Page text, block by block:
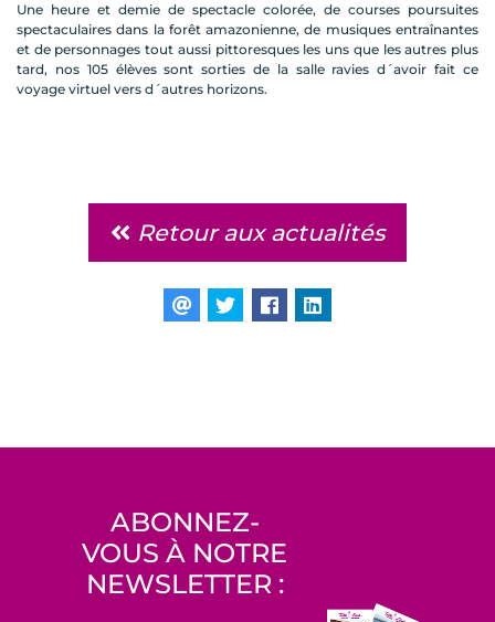
Une heure et demie de spectacle colorée, de courses poursuites
spectaculaires dans la forêt amazonienne, de musiques entraînantes
et de personnages tout aussi pittoresques les uns que les autres plus
tard, nos 105 élèves sont sorties de la salle ravies d´avoir fait ce
voyage virtuel vers d´autres horizons.
Retour aux actualités
ABONNEZ-
VOUS À NOTRE
NEWSLETTER :